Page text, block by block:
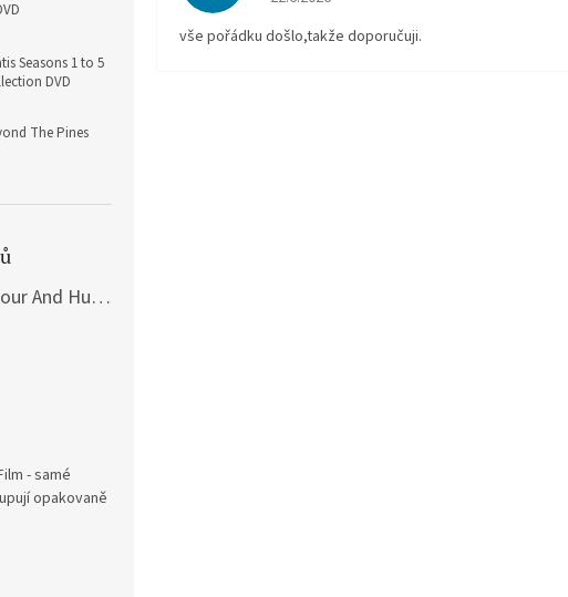
Seasons 1 to 5
DVD
The Pines
Battles Without Honour And Humanity / Yakuza Graveyad / Street Mobster DVD
hvězdiček.
hvězdiček.
- samé
opakovaně
vše pořádku došlo,takže doporučuji.